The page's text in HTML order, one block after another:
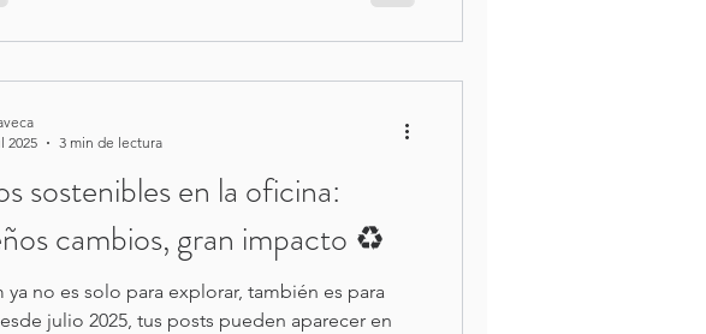
sostenibles en la oficina:
cambios, gran impacto ♻️
ya no es solo para explorar, también es para
julio 2025, tus posts pueden aparecer en
2025
3 min de lectura